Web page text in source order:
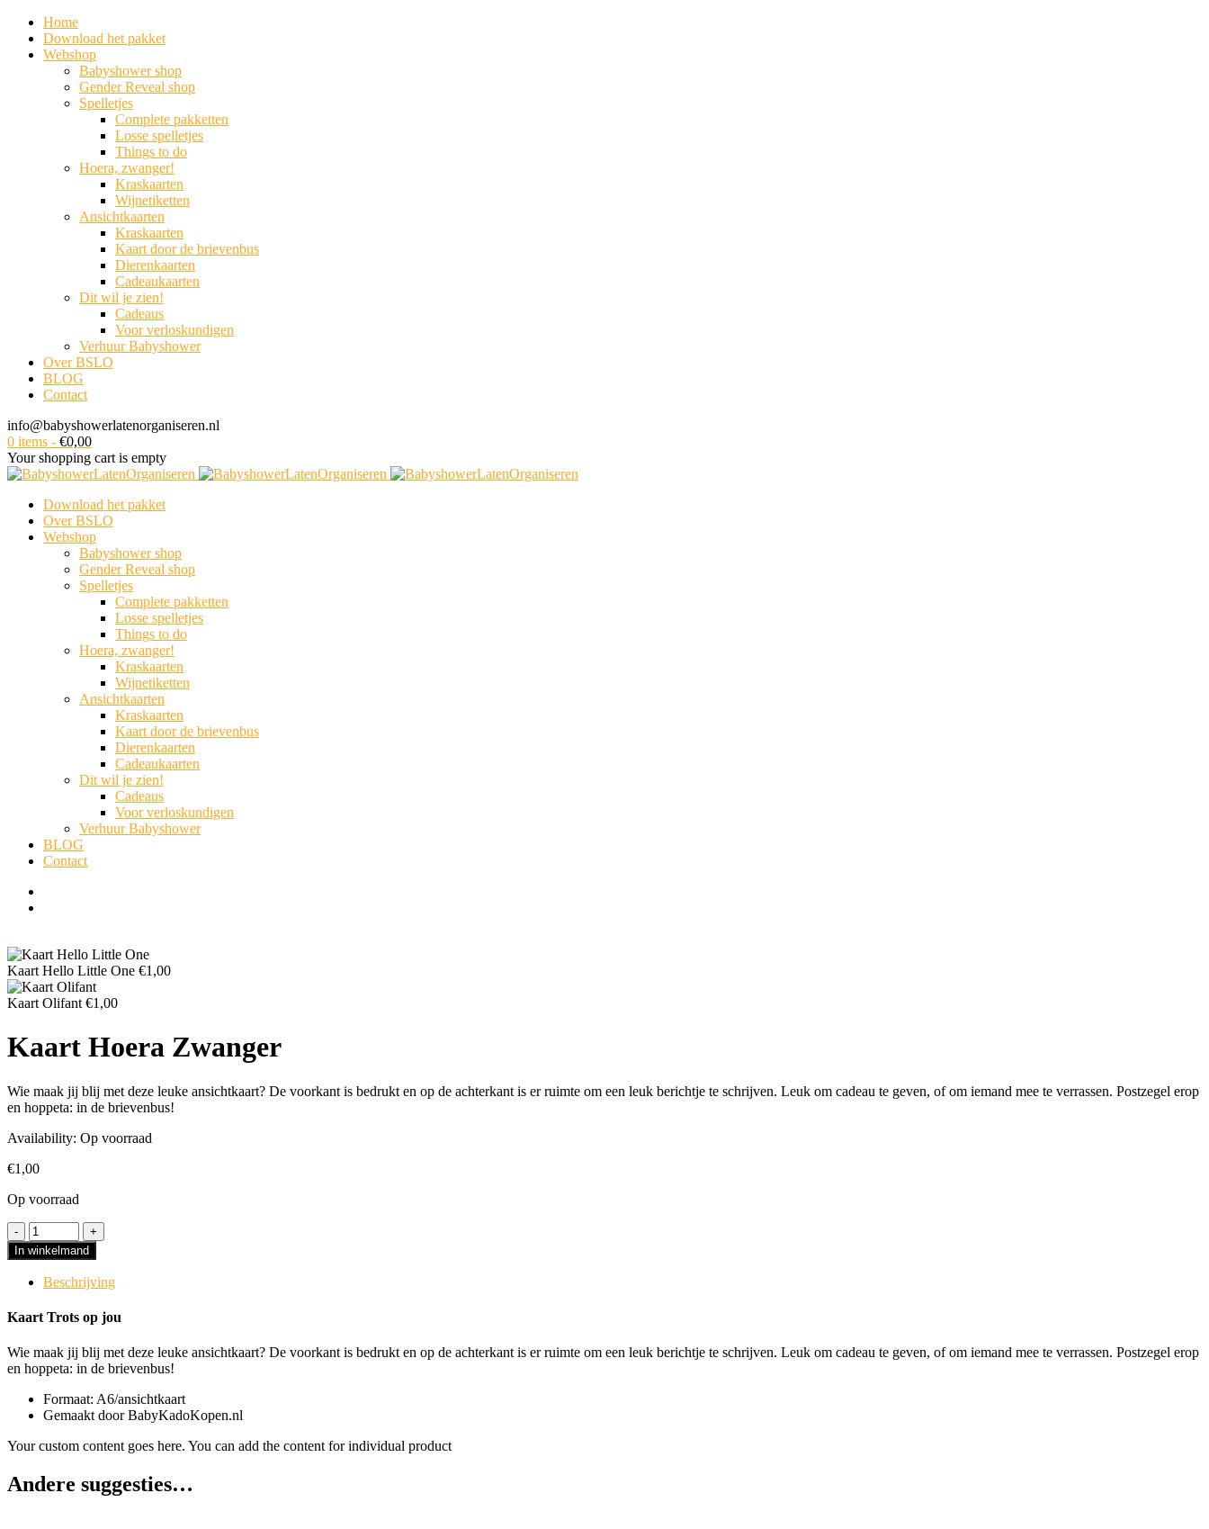
Home
Download het pakket
Webshop
Babyshower shop
Gender Reveal shop
Spelletjes
Complete pakketten
Losse spelletjes
Things to do
Hoera, zwanger!
Kraskaarten
Wijnetiketten
Ansichtkaarten
Kraskaarten
Kaart door de brievenbus
Dierenkaarten
Cadeaukaarten
Dit wil je zien!
Cadeaus
Voor verloskundigen
Verhuur Babyshower
Over BSLO
BLOG
Contact
info@babyshowerlatenorganiseren.nl
0 items - €0,00
Your shopping cart is empty
Download het pakket
Over BSLO
Webshop
Babyshower shop
Gender Reveal shop
Spelletjes
Complete pakketten
Losse spelletjes
Things to do
Hoera, zwanger!
Kraskaarten
Wijnetiketten
Ansichtkaarten
Kraskaarten
Kaart door de brievenbus
Dierenkaarten
Cadeaukaarten
Dit wil je zien!
Cadeaus
Voor verloskundigen
Verhuur Babyshower
BLOG
Contact
Kaart Hello Little One €1,00
Kaart Olifant €1,00
Kaart Hoera Zwanger
Wie maak jij blij met deze leuke ansichtkaart? De voorkant is bedrukt en op de achterkant is er ruimte om een leuk berichtje te schrijven. Leuk om cadeau te geven, of om iemand mee te verrassen. Postzegel erop
en hoppeta: in de brievenbus!
Availability: Op voorraad
€1,00
Op voorraad
In winkelmand
Beschrijving
Kaart Trots op jou
Wie maak jij blij met deze leuke ansichtkaart? De voorkant is bedrukt en op de achterkant is er ruimte om een leuk berichtje te schrijven. Leuk om cadeau te geven, of om iemand mee te verrassen. Postzegel erop
en hoppeta: in de brievenbus!
Formaat: A6/ansichtkaart
Gemaakt door BabyKadoKopen.nl
Your custom content goes here. You can add the content for individual product
Andere suggesties…